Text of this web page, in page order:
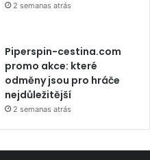
2 semanas atrás
Piperspin-cestina.com
promo akce: které
odměny jsou pro hráče
nejdůležitější
2 semanas atrás